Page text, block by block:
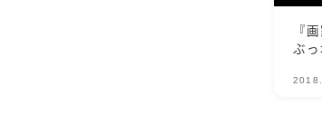
『
ぶ